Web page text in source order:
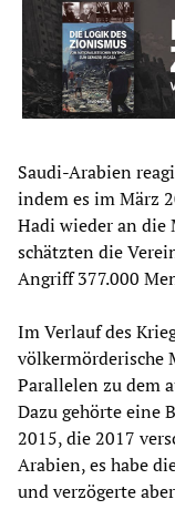
Saudi-Arabien
indem es im März
Hadi wieder an die
schätzten die
Angriff 377.000
Im Verlauf des
völkermörderische
Parallelen zu dem
Dazu gehörte eine
2015, die 2017
Arabien, es habe
und verzögerte